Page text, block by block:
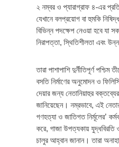
২ নম্বর ও প্যারাগ্রাফ ৪-এর
যেখানে বলপ্রয়োগ বা হুমকি
বিভিন্ন পদক্ষেপ নেওয়া হবে যা
নিরাপত্তা, স্থিতিশীলতা এবং
তারা পাশাপাশি দুর্নীতিপূর্ণ পশ্চিম
বসতি নির্মাণের অনুমোদন ও
দেয়ার জন্য নেতানিয়াহুর
জানিয়েছেন। নম্রভাবে, এই
গণহত্যা ও জাতিগত নির্মূলের’
করে, গাজা উপত্যকায় যুদ্ধবিরতি
চালুর আহ্বান জানান। তারা